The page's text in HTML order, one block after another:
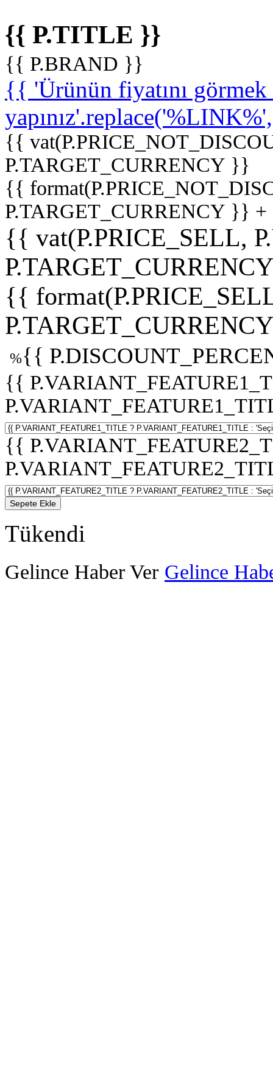
{{ P.TITLE }}
{{ P.BRAND }}
{{ 'Ürünün fiyatını
{{
P.TARGET_CURRENCY }}
{{
P.TARGET_CURRENCY }}
{{ vat(P.PRICE_SELL,
{{
%{{
{{
{{
Sepete Ekle
Tükendi
Gelince Haber Ver Gelince